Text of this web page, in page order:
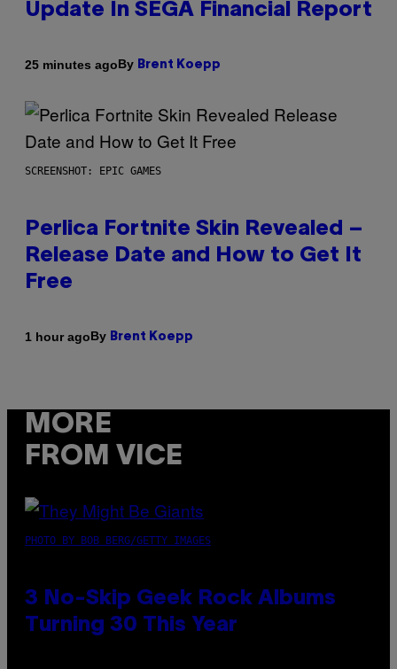
Update In SEGA Financial Report
25 minutes agoBy Brent Koepp
SCREENSHOT: EPIC GAMES
Perlica Fortnite Skin Revealed –
Release Date and How to Get It
Free
1 hour agoBy Brent Koepp
MORE
FROM VICE
PHOTO BY BOB BERG/GETTY IMAGES
3 No-Skip Geek Rock Albums
Turning 30 This Year